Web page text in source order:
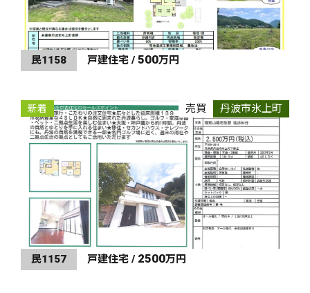
民1158 戸建住宅 / 500万円
新着 売買 丹波市氷上町
民1157 戸建住宅 / 2500万円